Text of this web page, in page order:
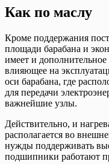
Как по маслу
Кроме поддержания
площади барабана и
имеет и
влияющее на
оси барабана, где
для передачи
важнейшие узлы.
Действительно, и
располагается во
нужды поддерживать
подшипники работают